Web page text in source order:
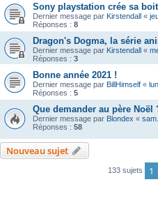
Sony playstation crée sa
Dernier message par Kirstendall «
Réponses : 8
Dragon's Dogma, la série
Dernier message par Kirstendall «
Réponses : 3
Bonne année 2021 !
Dernier message par BillHimself «
Réponses : 5
Que demander au père Noël
Dernier message par Blondex «
Réponses : 58
Nouveau sujet
133 sujets 1